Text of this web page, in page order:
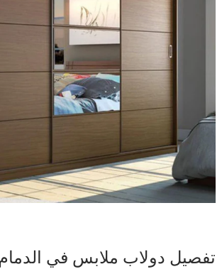
تفصيل دولاب ملابس في